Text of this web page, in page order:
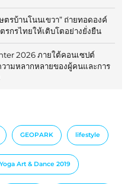
รบ้านโนนเขวา” ถ่ายทอดองค์
รกรไทยให้เติบโตอย่างยั่งยืน
2026 ภายใต้คอนเซปต์
ามหลากหลายของผู้คนและการ
GEOPARK lifestyle
Art & Dance 2019